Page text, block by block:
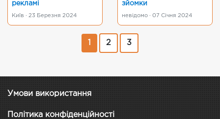
рекламі
Київ · 23 Березня 2024
зйомки
невідомо · 07 Січня 2024
2 3
Умови використання
Політика конфіденційності